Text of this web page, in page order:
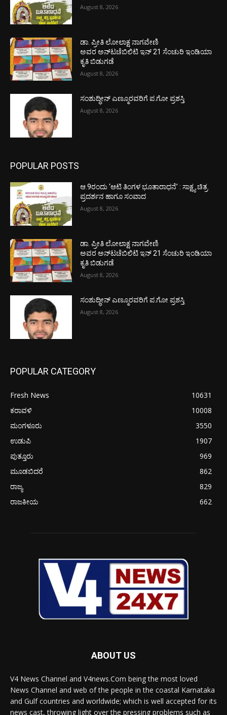
August 8, 2026
ಡಾ. ಪ್ರೀತಿ ಲೋಲಾಕ್ಷ ನಾಗವೇಣಿ
ಅವರ ಅನ್‌ಟಚೆಬಿಲಿಟಿ ಇನ್ 21 ಸೆಂಚುರಿ ಇಂಡಿಯಾ
ಕೃತಿ ಬಿಡುಗಡೆ
August 8, 2026
ಸಂಶುದ್ಧೀನ್ ಎಣ್ಮೂರವರಿಗೆ ಪ.ಗೋ ಪ್ರಶಸ್ತಿ
August 8, 2026
POPULAR POSTS
ಆ.9ರಂದು ‘ಆಟಿ ತಿಂಗಳ ಭೂತಾರಾಧನೆ’ : ಸಾಕ್ಷ್ಯ ಚಿತ್ರ
ಪ್ರದರ್ಶನ ಹಾಗೂ ಸಂವಾದ
August 8, 2026
ಡಾ. ಪ್ರೀತಿ ಲೋಲಾಕ್ಷ ನಾಗವೇಣಿ
ಅವರ ಅನ್‌ಟಚೆಬಿಲಿಟಿ ಇನ್ 21 ಸೆಂಚುರಿ ಇಂಡಿಯಾ
ಕೃತಿ ಬಿಡುಗಡೆ
August 8, 2026
ಸಂಶುದ್ಧೀನ್ ಎಣ್ಮೂರವರಿಗೆ ಪ.ಗೋ ಪ್ರಶಸ್ತಿ
August 8, 2026
POPULAR CATEGORY
Fresh News
10631
ಕರಾವಳಿ
10008
ಮಂಗಳೂರು
3550
ಉಡುಪಿ
1907
ಪುತ್ತೂರು
969
ಮೂಡಬಿದರೆ
862
ರಾಜ್ಯ
829
ರಾಜಕೀಯ
662
ABOUT US
V4 News Channel and V4news.Com being the most loved
News Channel and web of the people in the coastal Karnataka
and Gulf countries and worldwide; which is well accepted for its
news cast, throwing light over the pressing problems such as